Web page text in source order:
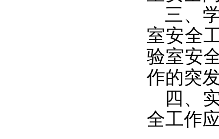
三 、
室安全
验室安
作的突
四 、
全工作